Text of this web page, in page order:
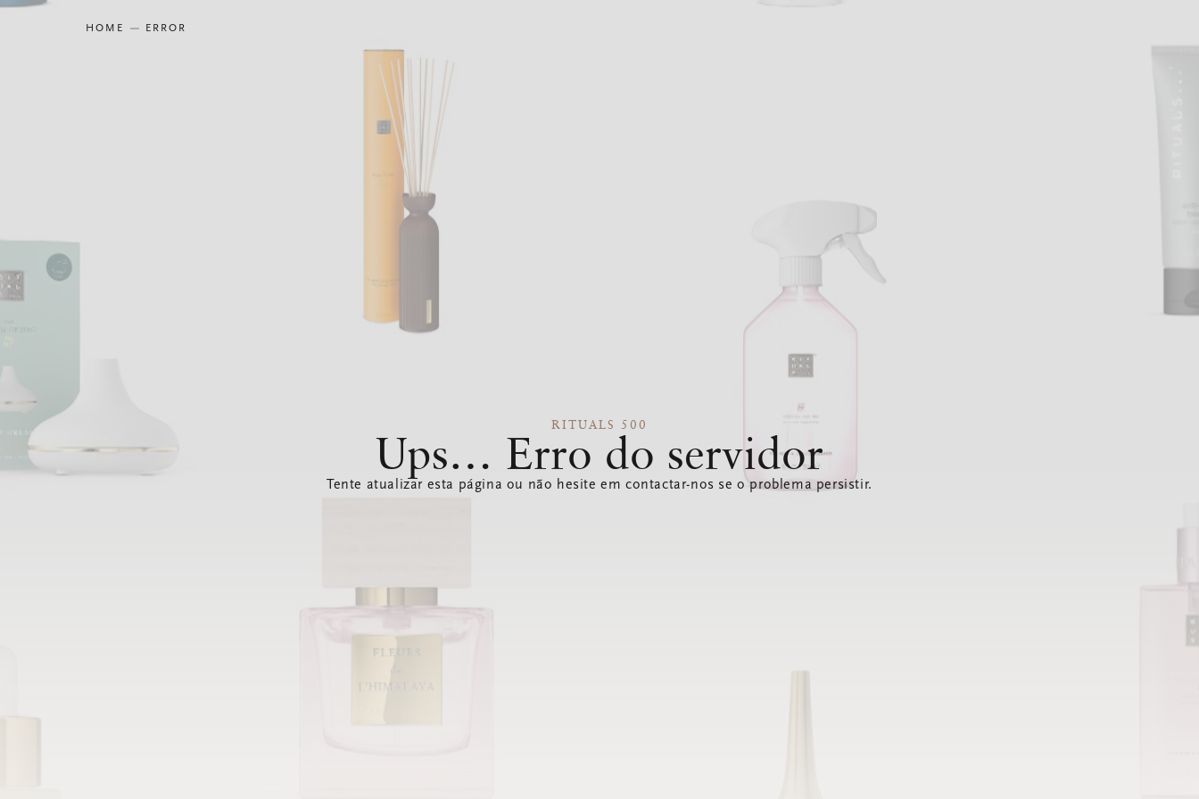
HOME ERROR
RITUALS 500
Ups… Erro do servidor
Tente atualizar esta página ou não hesite em contactar-nos se o problema persistir.